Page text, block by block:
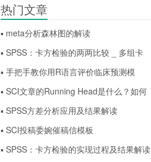
热门文章
▪ meta分析森林图的解读
▪ SPSS：卡方检验的两两比较 _ 多组卡
▪ 手把手教你用R语言评价临床预测模
▪ SCI文章的Running Head是什么？如何
▪ SPSS方差分析应用及结果解读
▪ SCI投稿委婉催稿信模板
▪ SPSS：卡方检验的实现过程及结果解读